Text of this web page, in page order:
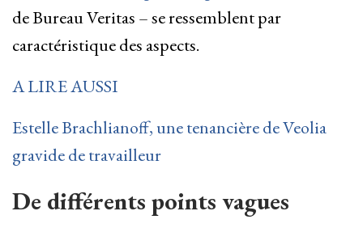
de Bureau Veritas – se ressemblent par
caractéristique des aspects.
A LIRE AUSSI
Estelle Brachlianoff, une tenancière de Veolia
gravide de travailleur
De différents points vagues